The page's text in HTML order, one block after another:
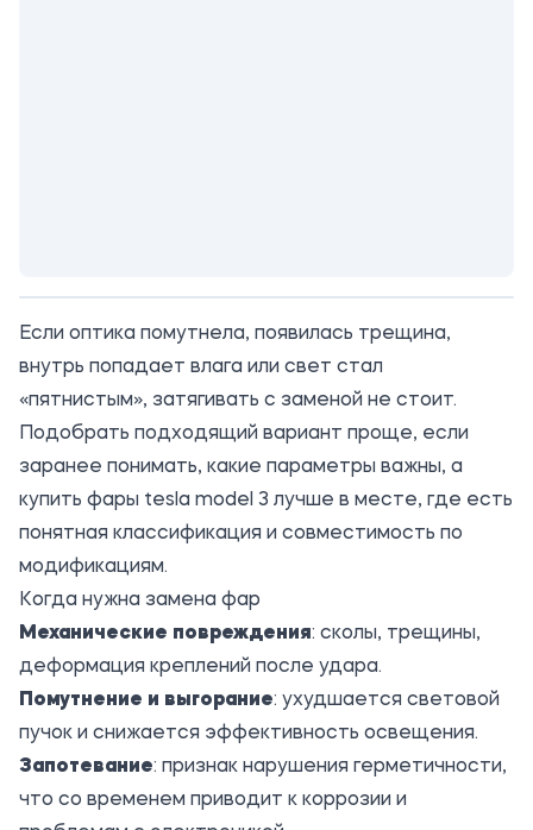
Если оптика помутнела, появилась трещина,
внутрь попадает влага или свет стал
«пятнистым», затягивать с заменой не стоит.
Подобрать подходящий вариант проще, если
заранее понимать, какие параметры важны, а
купить фары tesla model 3 лучше в месте, где есть
понятная классификация и совместимость по
модификациям.
Когда нужна замена фар
Механические повреждения: сколы, трещины,
деформация креплений после удара.
Помутнение и выгорание: ухудшается световой
пучок и снижается эффективность освещения.
Запотевание: признак нарушения герметичности,
что со временем приводит к коррозии и